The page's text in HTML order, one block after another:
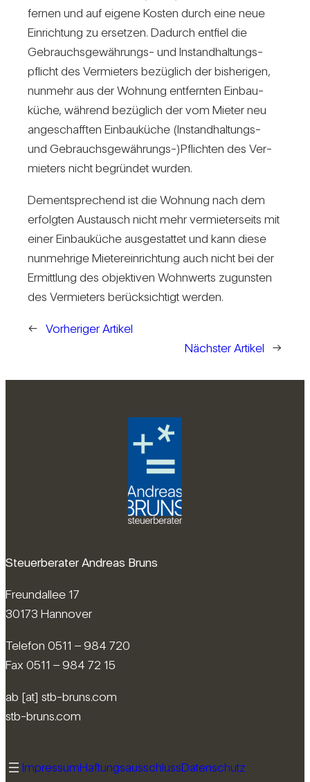
fernen und auf eigene Kosten durch eine neue
Ein­rich­tung zu ersetzen. Dadurch ent­fiel die
Gebrauchs­ge­wäh­rungs- und Instand­hal­tungs­
pflicht des Ver­mie­ters bezüg­lich der bis­he­rigen,
nun­mehr aus der Woh­nung ent­fernten Ein­bau­
küche, wäh­rend bezüg­lich der vom Mieter neu
ange­schafften Ein­bau­küche (Instand­hal­tungs-
und Gebrauchsgewährungs-)Pflichten des Ver­
mie­ters nicht begründet wurden.
Dem­entspre­chend ist die Woh­nung nach dem
erfolgten Aus­tausch nicht mehr ver­mie­ter­seits mit
einer Ein­bau­küche aus­ge­stattet und kann diese
nun­meh­rige Mie­ter­ein­rich­tung auch nicht bei der
Ermitt­lung des objek­tiven Wohn­werts zugunsten
des Ver­mie­ters berück­sich­tigt werden.
← Vorheriger Artikel
Nächster Artikel
→
Steuerberater Andreas Bruns
Freundallee 17
30173 Hannover
Telefon 0511 – 984 720
Fax 0511 – 984 72 15
ab [at] stb-bruns.com
stb-bruns.com
ImpressumHaftungsausschlussDatenschutz